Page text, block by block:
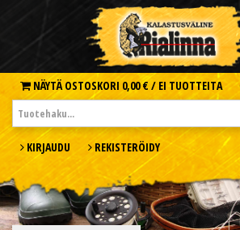
NÄYTÄ OSTOSKORI 0,00 € / EI TUOTTEITA
KIRJAUDU REKISTERÖIDY